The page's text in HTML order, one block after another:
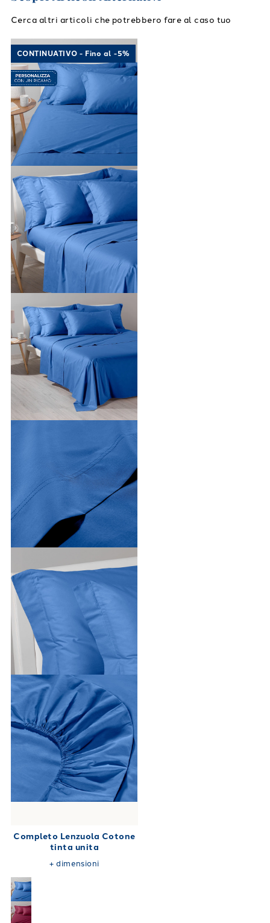
Cerca altri articoli che potrebbero fare al caso tuo
Link to "Completo Lenzuola Cotone tinta
CONTINUATIVO - Fino al -5%
Completo Lenzuola Cotone
tinta unita
+dimensioni